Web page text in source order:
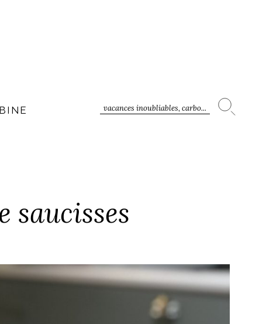
vacances inoubliables, carbo...
saucisses